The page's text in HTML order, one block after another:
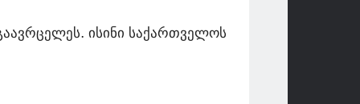
ისინი საქართველოს